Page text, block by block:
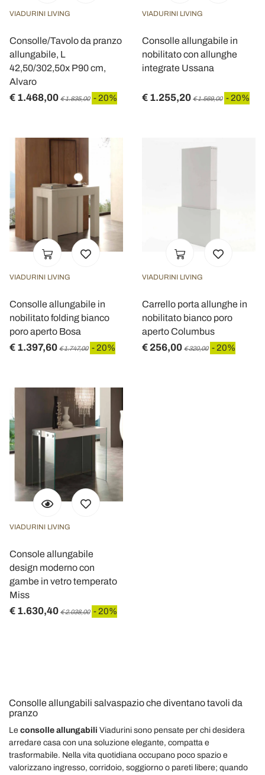
VIADURINI LIVING
Consolle/Tavolo da pranzo
allungabile, L
42,50/302,50x P90 cm,
Alvaro
€ 1.468,00 € 1.835,00 - 20%
VIADURINI LIVING
Consolle allungabile in
nobilitato con allunghe
integrate Ussana
€ 1.255,20 € 1.569,00 - 20%
VIADURINI LIVING
Consolle allungabile in
nobilitato folding bianco
poro aperto Bosa
€ 1.397,60 € 1.747,00 - 20%
VIADURINI LIVING
Carrello porta allunghe in
nobilitato bianco poro
aperto Columbus
€ 256,00 € 320,00 - 20%
VIADURINI LIVING
Console allungabile
design moderno con
gambe in vetro temperato
Miss
€ 1.630,40 € 2.038,00 - 20%
Consolle allungabili salvaspazio che diventano tavoli da
pranzo
Le consolle allungabili Viadurini sono pensate per chi desidera
arredare casa con una soluzione elegante, compatta e
trasformabile. Nella vita quotidiana occupano poco spazio e
valorizzano ingresso, corridoio, soggiorno o pareti libere; quando